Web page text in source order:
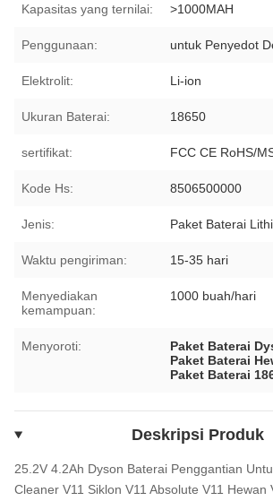
Kapasitas yang ternilai: >1000MAH
Penggunaan: untuk Penyedot
Elektrolit: Li-ion
Ukuran Baterai: 18650
sertifikat: FCC CE RoHS/
Kode Hs: 8506500000
Jenis: Paket Baterai
Waktu pengiriman: 15-35 hari
Menyediakan
kemampuan:
1000 buah/hari
Menyoroti: Paket Baterai
Paket Baterai
Paket Baterai
Deskripsi Produk
25.2V 4.2Ah Dyson Baterai Penggantian
Cleaner V11 Siklon V11 Absolute V11 Hewan